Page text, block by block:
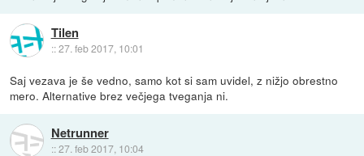
Tilen
::27. feb 2017, 10:01
Saj vezava je še vedno, samo kot si sam uvidel, z nižjo obrestno
mero. Alternative brez večjega tveganja ni.
Netrunner
::27. feb 2017, 10:04